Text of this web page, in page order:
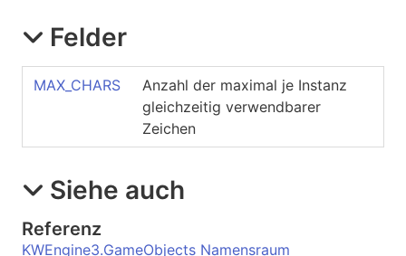
Felder
MAX_CHARS
Anzahl der maximal je Instanz
gleichzeitig verwendbarer
Zeichen
Siehe auch
Referenz
KWEngine3.GameObjects Namensraum